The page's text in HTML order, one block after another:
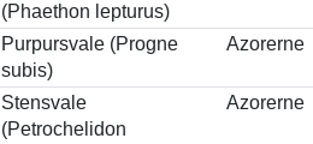
(Phaethon lepturus)
Purpursvale (Progne
subis)
Azorerne
Stensvale
(Petrochelidon
Azorerne